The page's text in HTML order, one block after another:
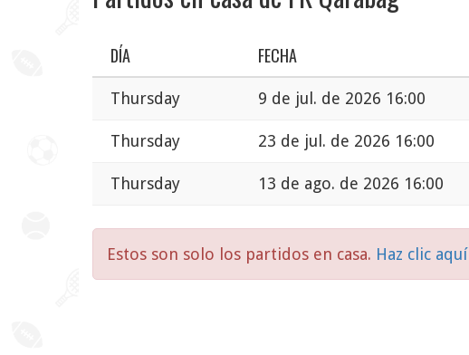
DÍA FECHA
Thursday 9 de jul. de 2026 16:00
Thursday 23 de jul. de 2026 16:00
Thursday 13 de ago. de 2026 16:00
Estos son solo los partidos en casa. Haz clic aquí